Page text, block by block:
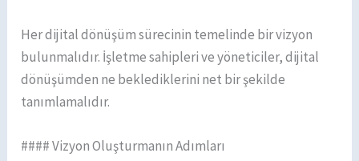
Her dijital dönüşüm sürecinin temelinde bir vizyon
bulunmalıdır. İşletme sahipleri ve yöneticiler, dijital
dönüşümden ne beklediklerini net bir şekilde
tanımlamalıdır.
#### Vizyon Oluşturmanın Adımları